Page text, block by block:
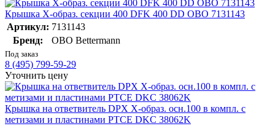
Крышка X-образ. секции 400 DFK 400 DD OBO 7131143
Артикул: 7131143
Бренд:
OBO Bettermann
Под заказ
8 (495) 799-59-29
Уточнить цену
Крышка на ответвитель DPX X-образ. осн.100 в компл. с
метизами и пластинами PTCE DKC 38062K